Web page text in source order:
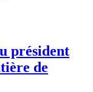
président
de